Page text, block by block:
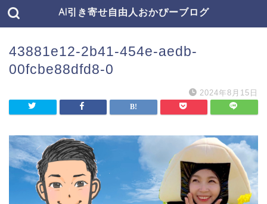
AI引き寄せ自由人おかぴーブログ
43881e12-2b41-454e-aedb-
00fcbe88dfd8-0
2024年8月15日